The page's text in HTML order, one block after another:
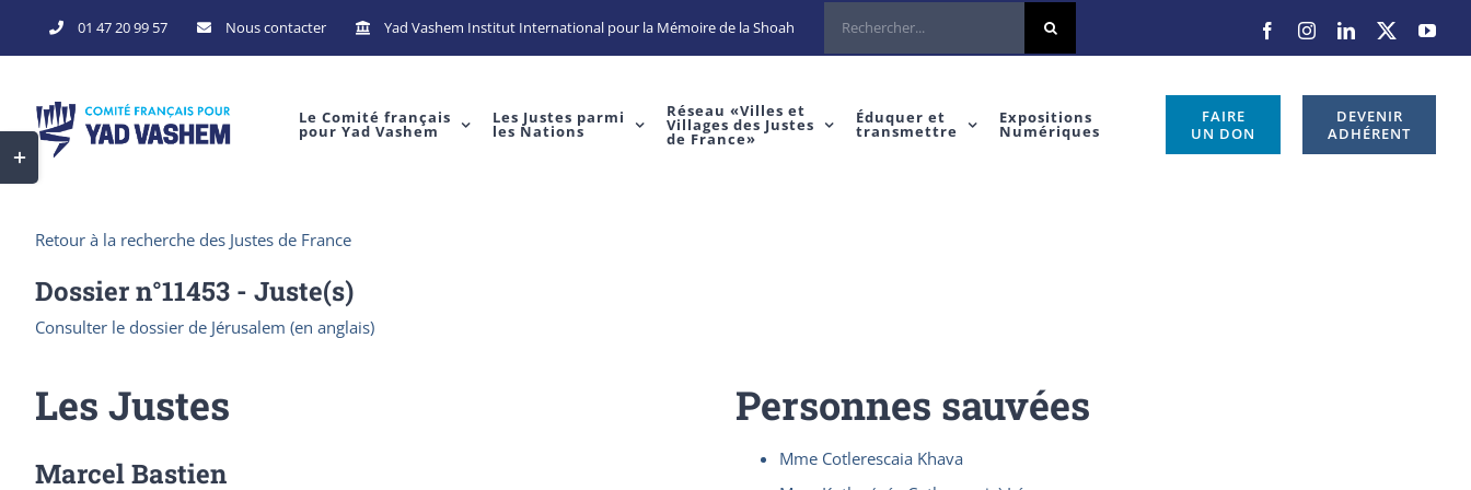
to
01 47 20 99 57 Nous contacter Yad Vashem Institut International pour la Mémoire de la Shoah Rechercher
FacebookInstagramLinkedIn
X
Le Comité français
pour Yad Vashem
Les Justes parmi
les Nations
Réseau «Villes et
Villages des Justes
de France»
Éduquer et
transmettre
Expositions
Numériques
FAIRE
UN DON
DEVENIR
ADHÉRENT
Retour à la recherche des Justes de France
Dossier n°11453 - Juste(s)
Consulter le dossier de Jérusalem (en anglais)
Les Justes
Marcel Bastien
Personnes sauvées
Mme Cotlerescaia Khava
Toggle
Sliding